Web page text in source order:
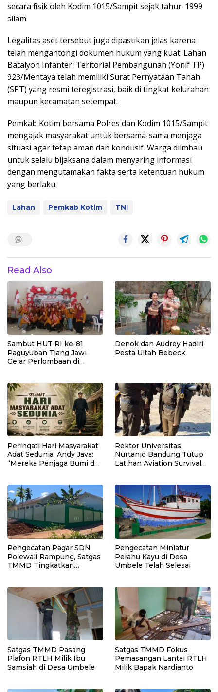
secara fisik oleh Kodim 1015/Sampit sejak tahun 1999
silam.
Legalitas aset tersebut juga dipastikan jelas karena
telah mengantongi dokumen hukum yang kuat. Lahan
Batalyon Infanteri Teritorial Pembangunan (Yonif TP)
923/Mentaya telah memiliki Surat Pernyataan Tanah
(SPT) yang resmi teregistrasi, baik di tingkat kelurahan
maupun kecamatan setempat.
Pemkab Kotim bersama Polres dan Kodim 1015/Sampit
mengajak masyarakat untuk bersama-sama menjaga
situasi agar tetap aman dan kondusif. Warga diimbau
untuk selalu bijaksana dalam menyaring informasi
dengan mengutamakan fakta serta ketentuan hukum
yang berlaku.
Lahan Pemkab Kotim TNI
Read Also
Sambut HUT RI ke-81,
Paguyuban Tiang Jawi
Gelar Perlombaan di
Denok dan Audrey Hadiri
Pesta Ultah Bebeck
Peringati Hari Masyarakat
Adat Sedunia, Andy Java:
“Mereka Penjaga Bumi dan
Rektor Universitas
Nurtanio Bandung Tutup
Latihan Aviation Survival
Pengecatan Pagar SDN
Polewali Rampung, Satgas
TMMD Tingkatkan
Pengecatan Miniatur
Perahu Kayu di Desa
Umbele Telah Selesai
Satgas TMMD Pasang
Plafon RTLH Milik Ibu
Samsiah di Desa Umbele
Satgas TMMD Fokus
Pemasangan Lantai RTLH
Milik Bapak Nardianto